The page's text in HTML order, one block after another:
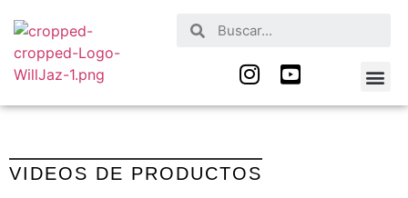
VIDEOS DE PRODUCTOS